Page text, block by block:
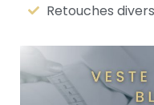
Retouches